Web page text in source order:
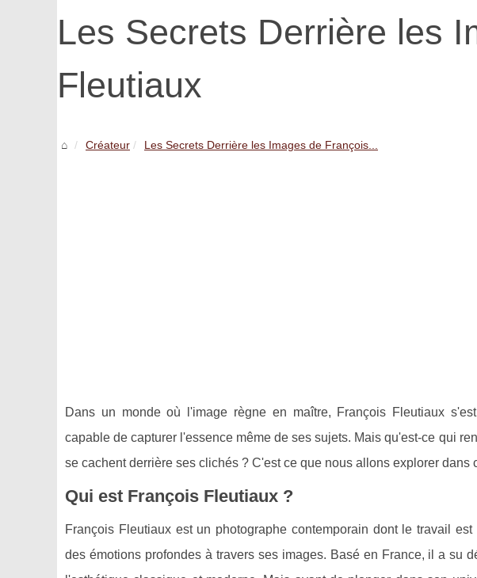
Les Secrets Derrière les
Fleutiaux
Créateur Les Secrets Derrière les Images de François...
Dans un monde où l'image règne en maître, François Fleutiaux
capable de capturer l'essence même de ses sujets. Mais qu'est-ce qui
se cachent derrière ses clichés ? C'est ce que nous allons explorer dans
Qui est François Fleutiaux ?
François Fleutiaux est un photographe contemporain dont le travail
des émotions profondes à travers ses images. Basé en France, il a su